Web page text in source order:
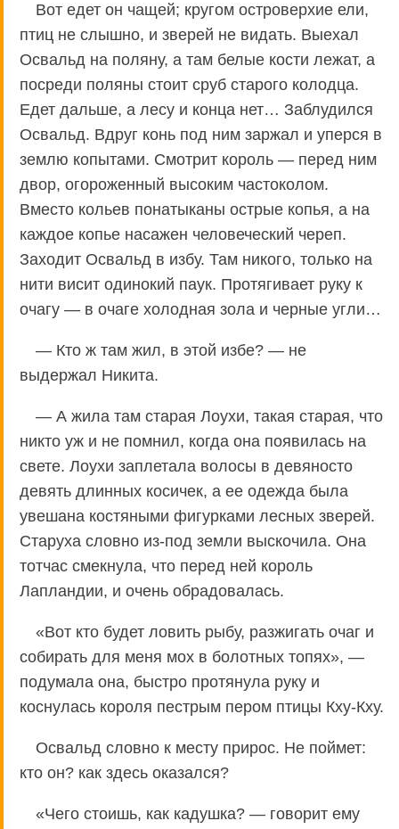
Вот едет он чащей; кругом островерхие ели,
птиц не слышно, и зверей не видать. Выехал
Освальд на поляну, а там белые кости лежат, а
посреди поляны стоит сруб старого колодца.
Едет дальше, а лесу и конца нет… Заблудился
Освальд. Вдруг конь под ним заржал и уперся в
землю копытами. Смотрит король — перед ним
двор, огороженный высоким частоколом.
Вместо кольев понатыканы острые копья, а на
каждое копье насажен человеческий череп.
Заходит Освальд в избу. Там никого, только на
нити висит одинокий паук. Протягивает руку к
очагу — в очаге холодная зола и черные угли…
— Кто ж там жил, в этой избе? — не
выдержал Никита.
— А жила там старая Лоухи, такая старая, что
никто уж и не помнил, когда она появилась на
свете. Лоухи заплетала волосы в девяносто
девять длинных косичек, а ее одежда была
увешана костяными фигурками лесных зверей.
Старуха словно из-под земли выскочила. Она
тотчас смекнула, что перед ней король
Лапландии, и очень обрадовалась.
«Вот кто будет ловить рыбу, разжигать очаг и
собирать для меня мох в болотных топях», —
подумала она, быстро протянула руку и
коснулась короля пестрым пером птицы Кху-Кху.
Освальд словно к месту прирос. Не поймет:
кто он? как здесь оказался?
«Чего стоишь, как кадушка? — говорит ему